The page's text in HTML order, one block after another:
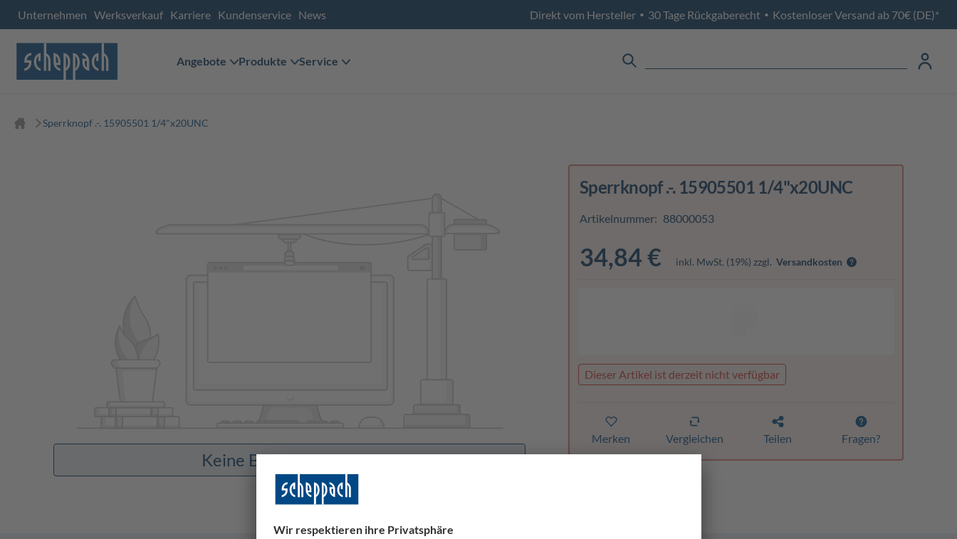
Unternehmen Werksverkauf Karriere Kundenservice News Direkt vom Hersteller • 30 Tage Rückgaberecht • Kostenloser Versand ab 70€ (DE)*
Angebote Produkte Service
Sperrknopf .-. 15905501 1/4"x20UNC
Keine Bilder vorhanden
Sperrknopf .-. 15905501 1/4"x20UNC
Artikelnummer: 88000053
34,84 € inkl. MwSt. (19%) zzgl. Versandkosten
Dieser Artikel ist derzeit nicht verfügbar
Merken Vergleichen Teilen Fragen?